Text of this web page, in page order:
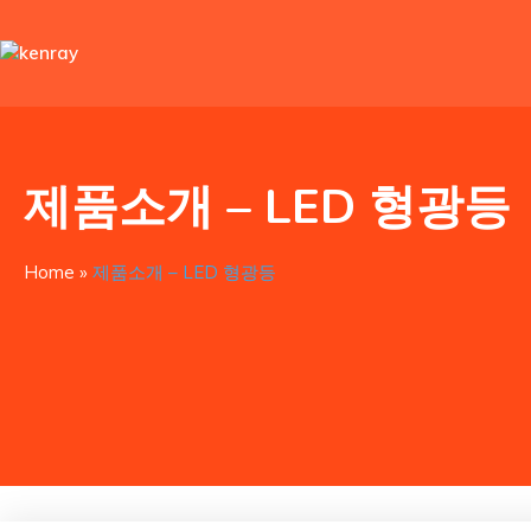
제품소개 – LED 형광등
Home » 제품소개 – LED 형광등